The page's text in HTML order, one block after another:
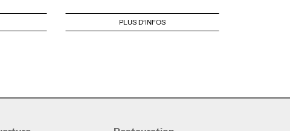
PLUS D'INFOS